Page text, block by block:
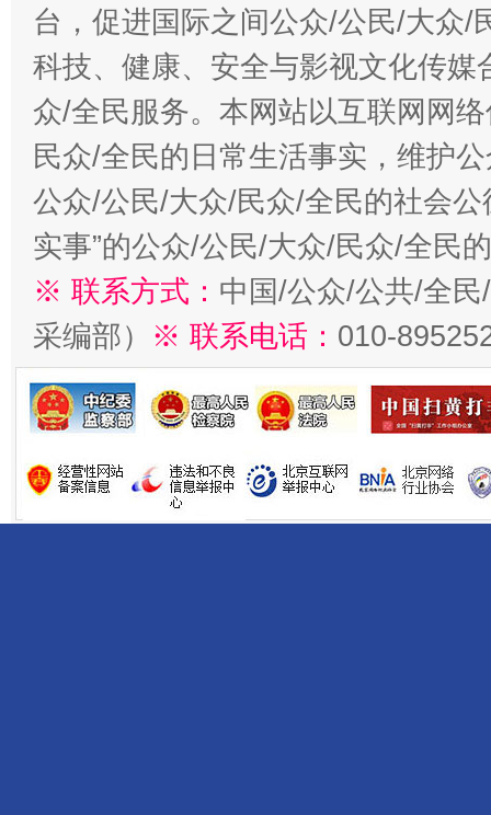
台，促进国际之间公众/公民/大众/
科技、健康、安全与影视文化传
众/全民服务。本网站以互联网网
民众/全民的日常生活事实，维护
公众/公民/大众/民众/全民的社会公
实事”的公众/公民/大众/民众/全民
※ 联系方式： 中国/公众/公共/全
采编部） ※ 联系电话： 010-